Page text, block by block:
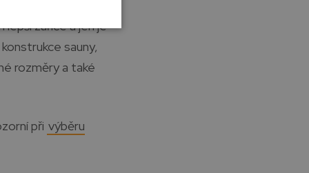
lepší zářiče a jen je
sauny,
rozměry a také
při výběru